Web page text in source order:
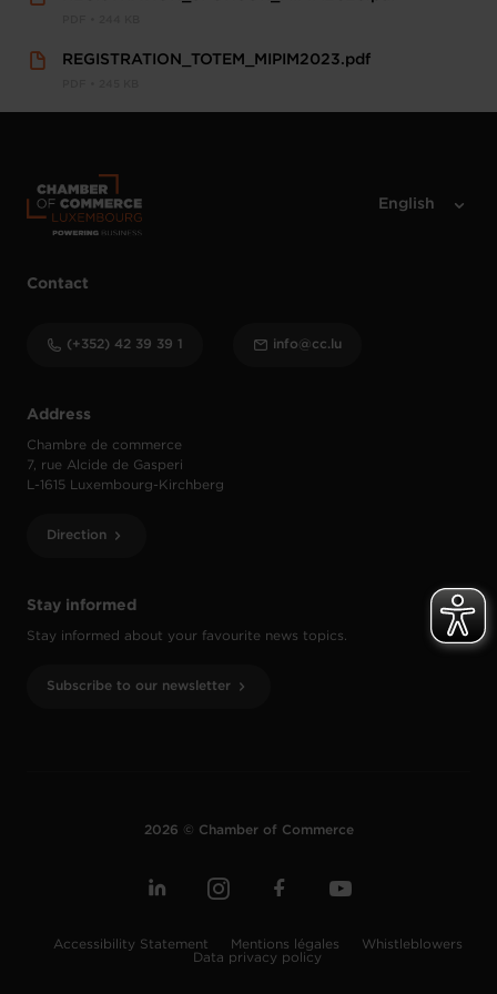
REGISTRATION_TOTEM_MIPIM2023.pdf
Stay informed
Stay informed about your favourite news topics.
Subscribe to our newsletter
Address
Chambre de commerce
7, rue Alcide de Gasperi
L-1615 Luxembourg-Kirchberg
Direction
Contact
(+352) 42 39 39 1 info@cc.lu
2026 © Chamber of Commerce
Accessibility Statement Mentions légales
Whistleblowers
Data privacy policy